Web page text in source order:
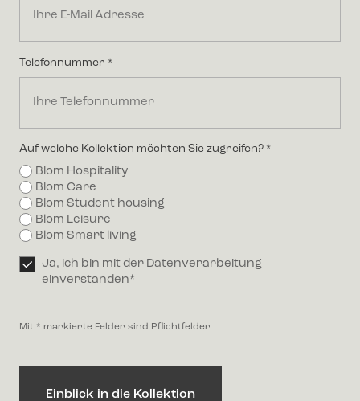
Telefonnummer *
Auf welche Kollektion möchten Sie zugreifen? *
Blom Hospitality
Blom Care
Blom Student housing
Blom Leisure
Blom Smart living
Erlaubnis
Ja, ich bin mit der Datenverarbeitung
einverstanden*
Mit * markierte Felder sind Pflichtfelder